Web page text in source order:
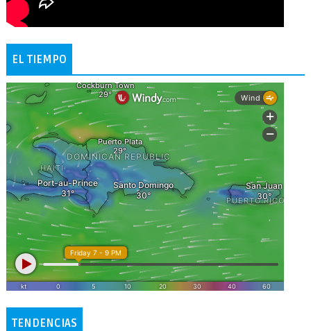
EL TIEMPO
TENDENCIAS